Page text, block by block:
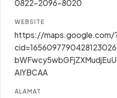
0822-2096-8020
WEBSITE
https://maps.google.com/
AIYBCAA
ALAMAT